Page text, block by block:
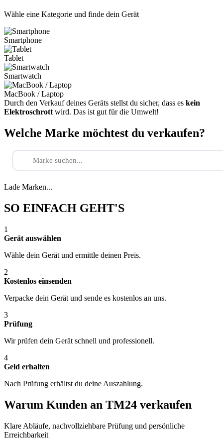
Wähle eine Kategorie und finde dein Gerät
Smartphone
Tablet
Smartwatch
MacBook / Laptop
Durch den Verkauf deines Geräts stellst du sicher, dass es kein
Elektroschrott wird. Das ist gut für die Umwelt!
Welche Marke möchtest du verkaufen?
Lade Marken...
SO EINFACH GEHT'S
1
Gerät auswählen
Wähle dein Gerät und ermittle deinen Preis.
2
Kostenlos einsenden
Verpacke dein Gerät und sende es kostenlos an uns.
3
Prüfung
Wir prüfen dein Gerät schnell und professionell.
4
Geld erhalten
Nach Prüfung erhältst du deine Auszahlung.
Warum Kunden an TM24 verkaufen
Klare Abläufe, nachvollziehbare Prüfung und persönliche
Erreichbarkeit